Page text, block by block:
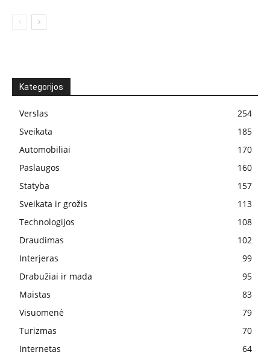
Kategorijos
Verslas
254
Sveikata
185
Automobiliai
170
Paslaugos
160
Statyba
157
Sveikata ir grožis
113
Technologijos
108
Draudimas
102
Interjeras
99
Drabužiai ir mada
95
Maistas
83
Visuomenė
79
Turizmas
70
Internetas
64